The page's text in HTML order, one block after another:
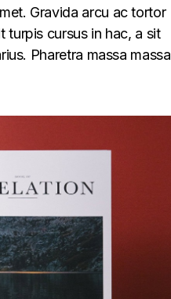
Gravida arcu ac tortor
turpis cursus in hac, a sit
Pharetra massa massa